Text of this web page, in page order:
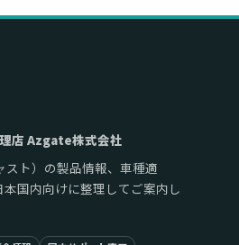
店 Azgate株式会社
ト）の製品情報、車種適
国内向けに整理してご案内し